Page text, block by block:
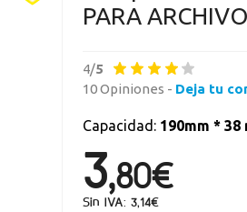
Crea una
PARA
4/5
10 Opiniones - Deja tu
Capacidad: 190mm * 38
3,80€
Sin IVA: 3,14€